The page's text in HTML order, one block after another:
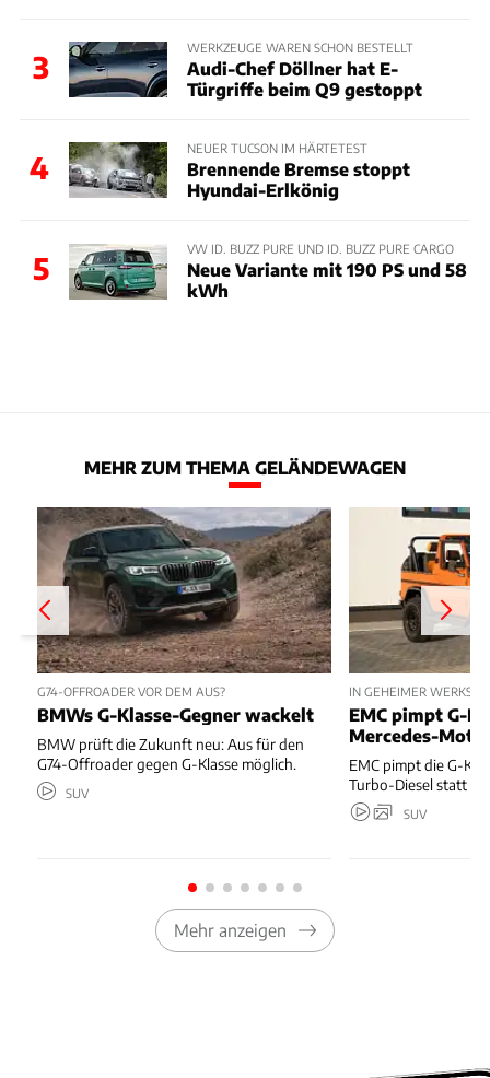
3
WERKZEUGE WAREN SCHON BESTELLT
Audi-Chef Döllner hat E-
Türgriffe beim Q9 gestoppt
4
NEUER TUCSON IM HÄRTETEST
Brennende Bremse stoppt
Hyundai-Erlkönig
5
VW ID. BUZZ PURE UND ID. BUZZ PURE CARGO
Neue Variante mit 190 PS und 58
kWh
MEHR ZUM THEMA GELÄNDEWAGEN
G74-OFFROADER VOR DEM AUS?
BMWs G-Klasse-Gegner wackelt
BMW prüft die Zukunft neu: Aus für den
G74-Offroader gegen G-Klasse möglich.
SUV
IN GEHEIMER
EMC pimpt G-
Mercedes-
EMC pimpt die G-
Turbo-Diesel statt
SUV
Mehr anzeigen